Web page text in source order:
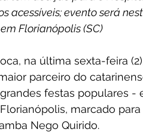
acessíveis; evento será
Florianópolis (SC)
na última sexta-feira
parceiro do
festas populares -
marcado
Nego Quirido.